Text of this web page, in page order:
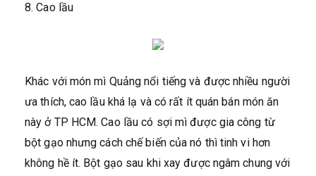
8. Cao lầu
Khác với món mì Quảng nổi tiếng và được nhiều người
ưa thích, cao lầu khá lạ và có rất ít quán bán món ăn
này ở TP HCM. Cao lầu có sợi mì được gia công từ
bột gạo nhưng cách chế biến của nó thì tinh vi hơn
không hề ít. Bột gạo sau khi xay được ngâm chung với